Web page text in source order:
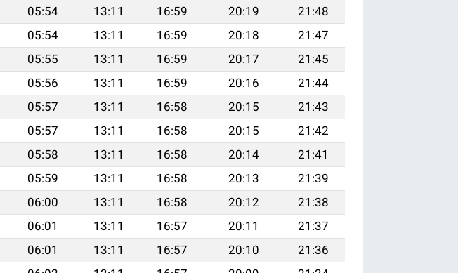
05:54 13:11 16:59 20:19
21:48
05:54 13:11 16:59 20:18
21:47
05:55 13:11 16:59 20:17
21:45
05:56 13:11 16:59 20:16
21:44
05:57 13:11 16:58 20:15
21:43
05:57 13:11 16:58 20:15
21:42
05:58 13:11 16:58 20:14
21:41
05:59 13:11 16:58 20:13
21:39
06:00 13:11 16:58 20:12
21:38
06:01 13:11 16:57 20:11
21:37
06:01 13:11 16:57 20:10
21:36